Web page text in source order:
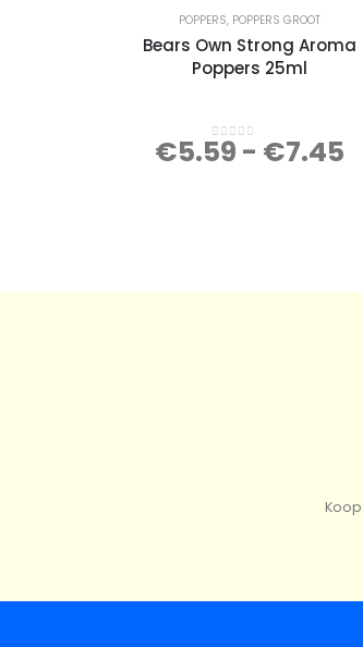
POPPERS, POPPERS GROOT
Bears Own Strong Aroma
Poppers 25ml
0 out of 5
€5.59 - €7.45